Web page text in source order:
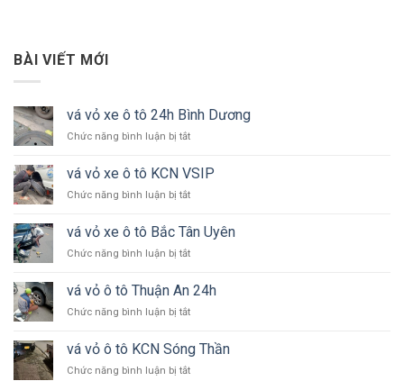
BÀI VIẾT MỚI
vá vỏ xe ô tô 24h Bình Dương
Chức năng bình luận bị tắtở
vỏ
xe
ô
24h
Dương
vá vỏ xe ô tô KCN VSIP
Chức năng bình luận bị tắtở
vỏ
xe
ô
KCN
vá vỏ xe ô tô Bắc Tân Uyên
Chức năng bình luận bị tắtở
vỏ
xe
ô
Bắc
Tân
Uyên
vá vỏ ô tô Thuận An 24h
Chức năng bình luận bị tắtở
ô
tô
vá vỏ ô tô KCN Sóng Thần
Chức năng bình luận bị tắtở